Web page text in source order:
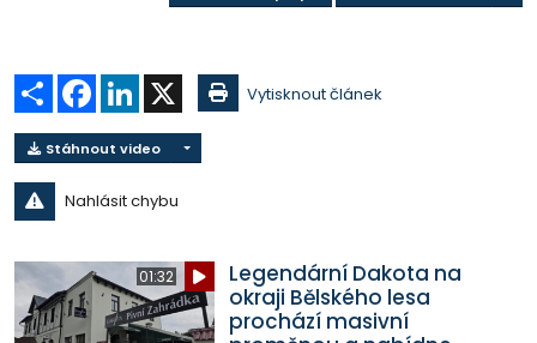
Sdílet Facebook
LinkedIn Vytisknout článek
Stáhnout video
Nahlásit chybu
01:32
Legendární Dakota na
okraji Bělského lesa
prochází masivní